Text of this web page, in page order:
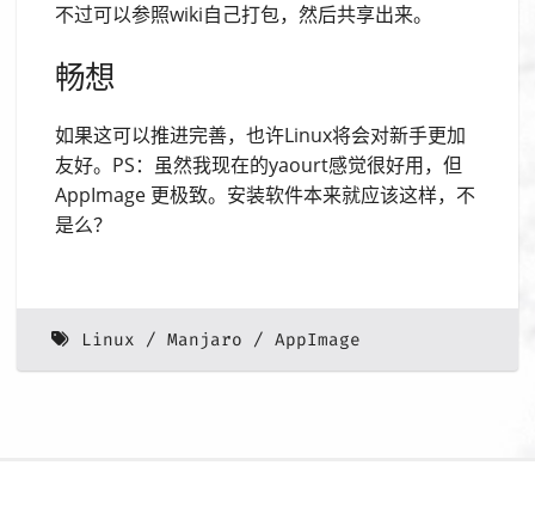
不过可以参照wiki自己打包，然后共享出来。
畅想
如果这可以推进完善，也许Linux将会对新手更加
友好。PS：虽然我现在的yaourt感觉很好用，但
AppImage 更极致。安装软件本来就应该这样，不
是么？
Linux Manjaro AppImage